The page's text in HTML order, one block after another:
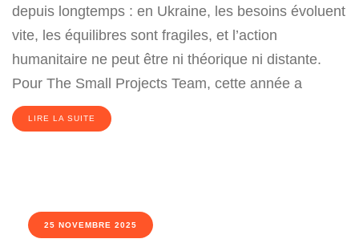
depuis longtemps : en Ukraine, les besoins évoluent
vite, les équilibres sont fragiles, et l’action
humanitaire ne peut être ni théorique ni distante.
Pour The Small Projects Team, cette année a
LIRE LA SUITE
25 NOVEMBRE 2025